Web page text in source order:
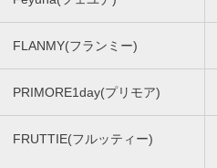
FLANMY(フランミー)
PRIMORE1day(プリモア)
FRUTTIE(フルッティー)